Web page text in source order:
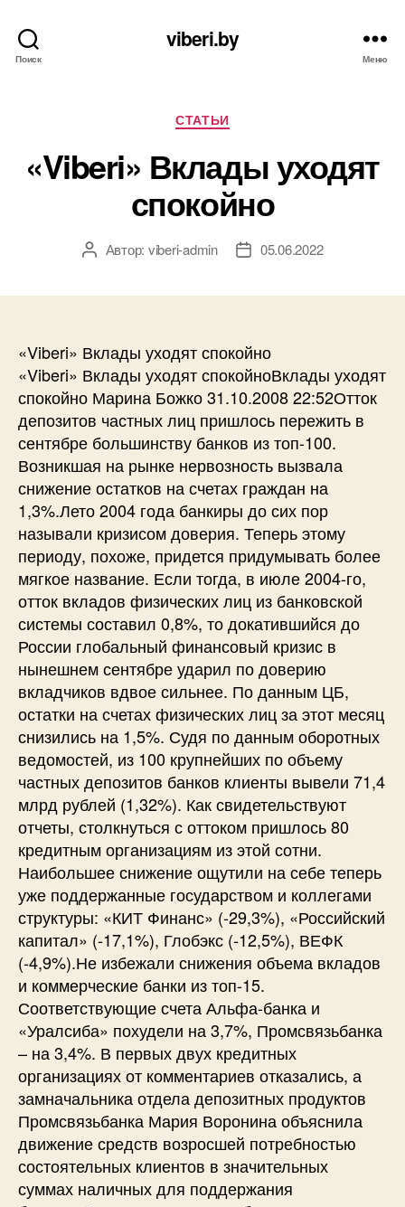
Поиск
viberi.by
Меню
Рубрики
СТАТЬИ
«Viberi» Вклады уходят
спокойно
АвторАвтор: viberi-admin
Дата05.06.2022
«Viberi» Вклады уходят спокойно
«Viberi» Вклады уходят спокойноВклады уходят
спокойно Марина Божко 31.10.2008 22:52Отток
депозитов частных лиц пришлось пережить в
сентябре большинству банков из топ-100.
Возникшая на рынке нервозность вызвала
снижение остатков на счетах граждан на
1,3%.Лето 2004 года банкиры до сих пор
называли кризисом доверия. Теперь этому
периоду, похоже, придется придумывать более
мягкое название. Если тогда, в июле 2004-го,
отток вкладов физических лиц из банковской
системы составил 0,8%, то докатившийся до
России глобальный финансовый кризис в
нынешнем сентябре ударил по доверию
вкладчиков вдвое сильнее. По данным ЦБ,
остатки на счетах физических лиц за этот месяц
снизились на 1,5%. Судя по данным оборотных
ведомостей, из 100 крупнейших по объему
частных депозитов банков клиенты вывели 71,4
млрд рублей (1,32%). Как свидетельствуют
отчеты, столкнуться с оттоком пришлось 80
кредитным организациям из этой сотни.
Наибольшее снижение ощутили на себе теперь
уже поддержанные государством и коллегами
структуры: «КИТ Финанс» (-29,3%), «Российский
капитал» (‑17,1%), Глобэкс (‑12,5%), ВЕФК
(-4,9%).Не избежали снижения объема вкладов
и коммерческие банки из топ-15.
Соответствующие счета Альфа-банка и
«Уралсиба» похудели на 3,7%, Промсвязьбанка
– на 3,4%. В первых двух кредитных
организациях от комментариев отказались, а
замначальника отдела депозитных продуктов
Промсвязьбанка Мария Воронина объяснила
движение средств возросшей потребностью
состоятельных клиентов в значительных
суммах наличных для поддержания